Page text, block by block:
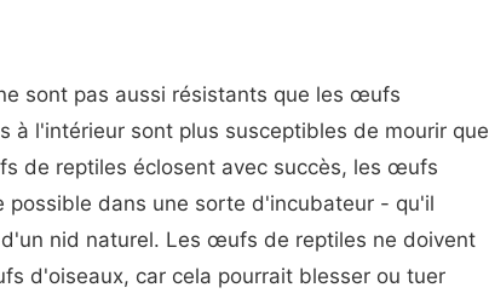
sont pas aussi résistants que les œufs
à l'intérieur sont plus susceptibles de mourir que
de reptiles éclosent avec succès, les œufs
possible dans une sorte d'incubateur - qu'il
nid naturel. Les œufs de reptiles ne doivent
d'oiseaux, car cela pourrait blesser ou tuer